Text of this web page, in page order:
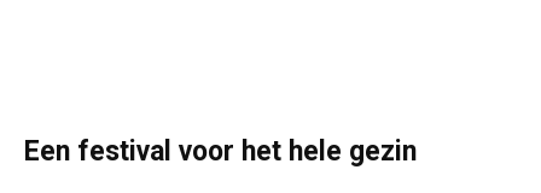
Een festival voor het hele gezin